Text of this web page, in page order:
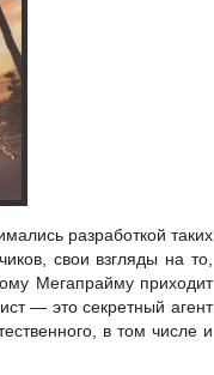
разработкой таких
свои взгляды на то,
Мегапрайму приходит
— это секретный агент
в том числе и